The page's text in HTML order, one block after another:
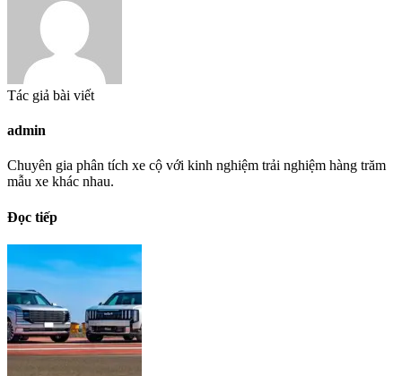
Tác giả bài viết
admin
Chuyên gia phân tích xe cộ với kinh nghiệm trải nghiệm hàng trăm
mẫu xe khác nhau.
Đọc tiếp